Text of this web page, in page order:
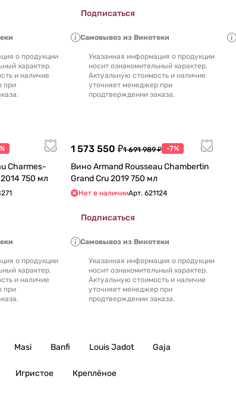
о продукции
характер.
и наличие
при
Подписаться
Самовывоз из Винотеки
Указанная информация о продукции
носит ознакомительный характер.
Актуальную стоимость и наличие
уточняет менеджер при
продтверждении заказа.
Charmes-
Chambertin Grand Cru 2014 750 мл
о продукции
характер.
и наличие
при
1 573 550 ₽1 691 989 ₽ -7%
Вино Armand Rousseau Chambertin
Grand Cru 2019 750 мл
Нет в наличииАрт. 621124
Подписаться
Самовывоз из Винотеки
Указанная информация о продукции
носит ознакомительный характер.
Актуальную стоимость и наличие
уточняет менеджер при
продтверждении заказа.
Masi Banfi Louis Jadot Gaja
Игристое Креплёное